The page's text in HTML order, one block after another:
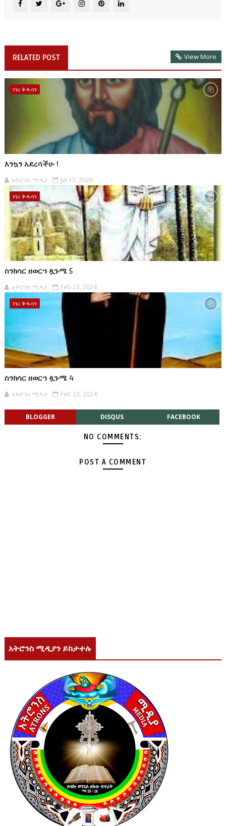
RELATED POST View More
ነገረ ቅዱሳን
እንኳን አደረሳችሁ !
አትሮንስ ሚዲያ Jul 17, 2026
ነገረ ቅዱሳን
ስንክሳር ዘወርኀ ጷጉሜ 5
አትሮንስ ሚዲያ Feb 23, 2024
ነገረ ቅዱሳን
ስንክሳር ዘወርኀ ጷጉሜ 4
አትሮንስ ሚዲያ Feb 23, 2024
BLOGGER DISQUS FACEBOOK
NO COMMENTS:
POST A COMMENT
አትሮንስ ሚዲያን ይከታተሉ